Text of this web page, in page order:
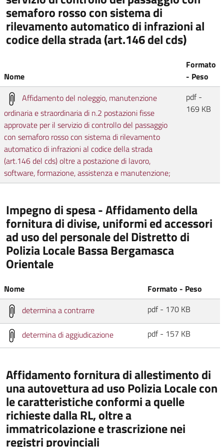
semaforo rosso con sistema di
rilevamento automatico di infrazioni al
codice della strada (art.146 del cds)
Nome
Formato
- Peso
Affidamento del noleggio, manutenzione
ordinaria e straordinaria di n.2 postazioni fisse
approvate per il servizio di controllo del passaggio
con semaforo rosso con sistema di rilevamento
automatico di infrazioni al codice della strada
(art.146 del cds) oltre a postazione di lavoro,
software, formazione, assistenza e manutenzione;
pdf -
169 KB
Impegno di spesa - Affidamento della
fornitura di divise, uniformi ed accessori
ad uso del personale del Distretto di
Polizia Locale Bassa Bergamasca
Orientale
Nome
Formato - Peso
determina a contrarre
pdf - 170 KB
determina di aggiudicazione pdf - 157 KB
Affidamento fornitura di allestimento di
una autovettura ad uso Polizia Locale con
le caratteristiche conformi a quelle
richieste dalla RL, oltre a
immatricolazione e trascrizione nei
registri provinciali